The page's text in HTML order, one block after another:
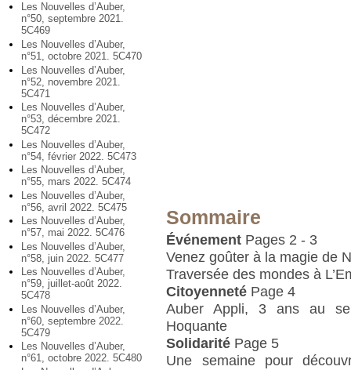
Les Nouvelles d’Auber,
n°50, septembre 2021.
5C469
Les Nouvelles d’Auber,
n°51, octobre 2021. 5C470
Les Nouvelles d’Auber,
n°52, novembre 2021.
5C471
Les Nouvelles d’Auber,
n°53, décembre 2021.
5C472
Les Nouvelles d’Auber,
n°54, février 2022. 5C473
Les Nouvelles d’Auber,
n°55, mars 2022. 5C474
Les Nouvelles d’Auber,
n°56, avril 2022. 5C475
Les Nouvelles d’Auber,
n°57, mai 2022. 5C476
Les Nouvelles d’Auber,
n°58, juin 2022. 5C477
Les Nouvelles d’Auber,
n°59, juillet-août 2022.
5C478
Les Nouvelles d’Auber,
n°60, septembre 2022.
5C479
Les Nouvelles d’Auber,
n°61, octobre 2022. 5C480
Sommaire
Événement Pages 2 - 3
Venez goûter à la magie de
Traversée des mondes à
Citoyenneté Page 4
Auber Appli, 3 ans au
Hoquante
Solidarité Page 5
Une semaine pour